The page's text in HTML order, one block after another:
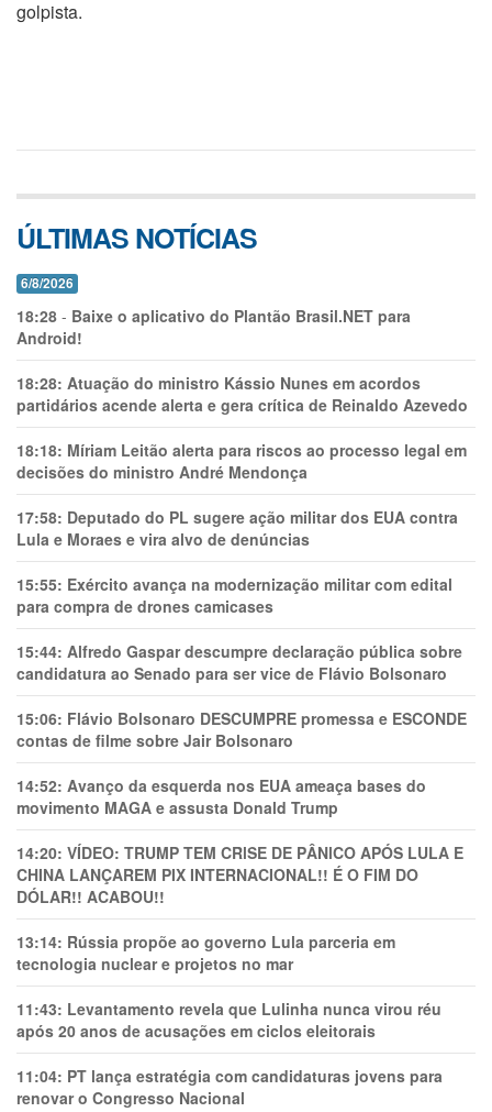
golpista.
ÚLTIMAS NOTÍCIAS
6/8/2026
18:28 - Baixe o aplicativo do Plantão Brasil.NET para
Android!
18:28: Atuação do ministro Kássio Nunes em acordos
partidários acende alerta e gera crítica de Reinaldo Azevedo
18:18: Míriam Leitão alerta para riscos ao processo legal em
decisões do ministro André Mendonça
17:58: Deputado do PL sugere ação militar dos EUA contra
Lula e Moraes e vira alvo de denúncias
15:55: Exército avança na modernização militar com edital
para compra de drones camicases
15:44: Alfredo Gaspar descumpre declaração pública sobre
candidatura ao Senado para ser vice de Flávio Bolsonaro
15:06: Flávio Bolsonaro DESCUMPRE promessa e ESCONDE
contas de filme sobre Jair Bolsonaro
14:52: Avanço da esquerda nos EUA ameaça bases do
movimento MAGA e assusta Donald Trump
14:20: VÍDEO: TRUMP TEM CRlSE DE PÂNlCO APÓS LULA E
CHINA LANÇAREM PIX INTERNACIONAL!! É O FIM DO
DÓLAR!! ACABOU!!
13:14: Rússia propõe ao governo Lula parceria em
tecnologia nuclear e projetos no mar
11:43: Levantamento revela que Lulinha nunca virou réu
após 20 anos de acusações em ciclos eleitorais
11:04: PT lança estratégia com candidaturas jovens para
renovar o Congresso Nacional